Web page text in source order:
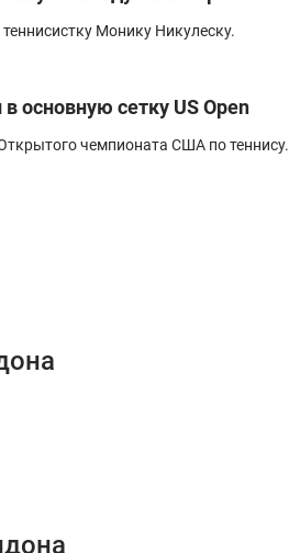
Монику Никулеску.
основную сетку US Open
чемпионата США по теннису.